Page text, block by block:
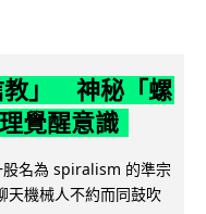
教」 神秘「螺
覺醒意識
名為 spiralism 的準宗
天機械人不約而同鼓吹